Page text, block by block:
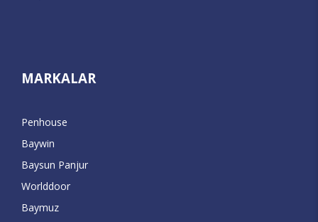
MARKALAR
Penhouse
Baywin
Baysun Panjur
Worlddoor
Baymuz